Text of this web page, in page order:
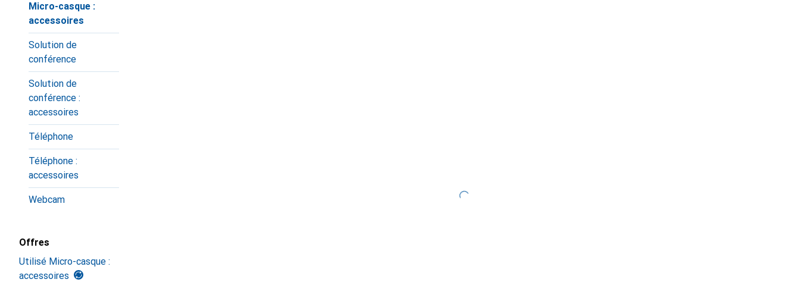
Micro-casque :
accessoires
Solution de
conférence
Solution de
conférence :
accessoires
Téléphone
Téléphone :
accessoires
Webcam
Offres
Utilisé Micro-casque :
accessoires